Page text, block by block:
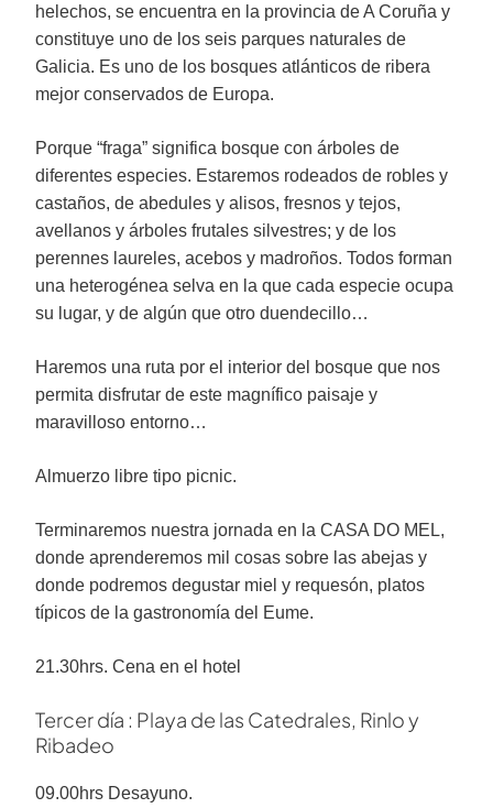
helechos, se encuentra en la provincia de A Coruña y
constituye uno de los seis parques naturales de
Galicia. Es uno de los bosques atlánticos de ribera
mejor conservados de Europa.
Porque “fraga” significa bosque con árboles de
diferentes especies. Estaremos rodeados de robles y
castaños, de abedules y alisos, fresnos y tejos,
avellanos y árboles frutales silvestres; y de los
perennes laureles, acebos y madroños. Todos forman
una heterogénea selva en la que cada especie ocupa
su lugar, y de algún que otro duendecillo…
Haremos una ruta por el interior del bosque que nos
permita disfrutar de este magnífico paisaje y
maravilloso entorno…
Almuerzo libre tipo picnic.
Terminaremos nuestra jornada en la CASA DO MEL,
donde aprenderemos mil cosas sobre las abejas y
donde podremos degustar miel y requesón, platos
típicos de la gastronomía del Eume.
21.30hrs. Cena en el hotel
Tercer día : Playa de las Catedrales, Rinlo y
Ribadeo
09.00hrs Desayuno.